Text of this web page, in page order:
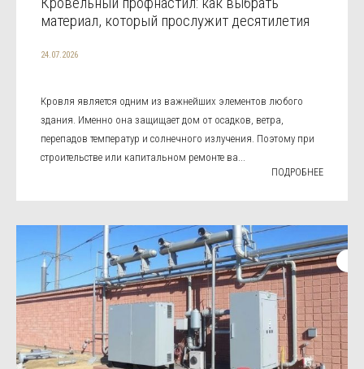
материал, который прослужит десятилетия
24.07.2026
Кровля является одним из важнейших элементов любого
здания. Именно она защищает дом от осадков, ветра,
перепадов температур и солнечного излучения. Поэтому при
строительстве или капитальном ремонте ва...
ПОДРОБНЕЕ